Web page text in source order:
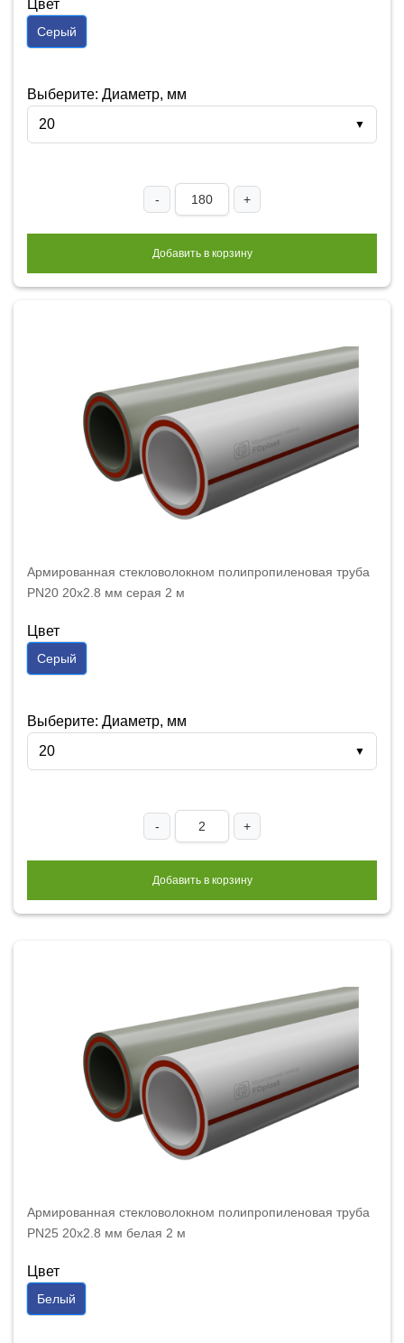
Цвет
Серый
Выберите: Диаметр, мм
20
▼
- +
Добавить в корзину
Армированная стекловолокном полипропиленовая труба
PN20 20x2.8 мм серая 2 м
Цвет
Серый
Выберите: Диаметр, мм
20
▼
- +
Добавить в корзину
Армированная стекловолокном полипропиленовая труба
PN25 20x2.8 мм белая 2 м
Цвет
Белый